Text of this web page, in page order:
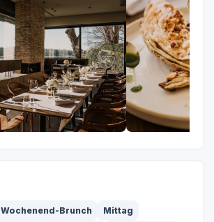
Wochenend-Brunch Mittag